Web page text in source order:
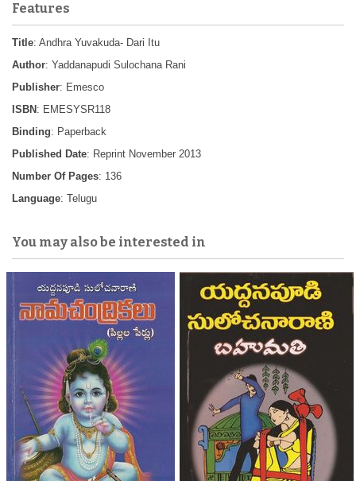
Features
Title: Andhra Yuvakuda- Dari Itu
Author: Yaddanapudi Sulochana Rani
Publisher: Emesco
ISBN : EMESYSR118
Binding: Paperback
Published Date: Reprint November 2013
Number Of Pages: 136
Language: Telugu
You may also be interested in